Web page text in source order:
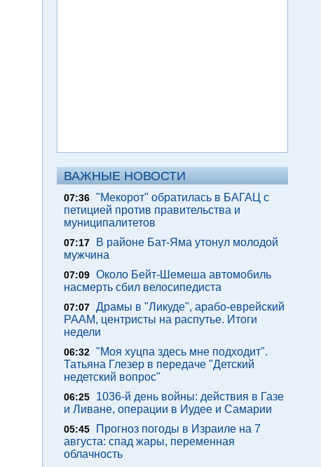
ВАЖНЫЕ НОВОСТИ
07:36 "Мекорот" обратилась в БАГАЦ с
петицией против правительства и
муниципалитетов
07:17
В районе Бат-Яма утонул молодой
мужчина
07:09 Около Бейт-Шемеша автомобиль
насмерть сбил велосипедиста
07:07 Драмы в "Ликуде", арабо-еврейский
РААМ, центристы на распутье. Итоги
недели
06:32 "Моя хуцпа здесь мне подходит".
Татьяна Глезер в передаче "Детский
недетский вопрос"
06:25
1036-й день войны: действия в Газе
и Ливане, операции в Иудее и Самарии
05:45
Прогноз погоды в Израиле на 7
августа: спад жары, переменная
облачность